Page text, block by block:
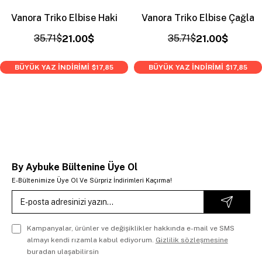
Vanora Triko Elbise Haki
21.00$
35.71$
BÜYÜK YAZ İNDİRİMİ $17,85
Vanora Triko Elbise Çağla
21.00$
35.71$
BÜYÜK YAZ İNDİRİMİ $17,85
By Aybuke Bültenine Üye Ol
E-Bültenimize Üye Ol Ve Sürpriz İndirimleri Kaçırma!
Kampanyalar, ürünler ve değişiklikler hakkında e-mail ve SMS
almayı kendi rızamla kabul ediyorum. Gizlilik sözleşmesine
buradan ulaşabilirsin